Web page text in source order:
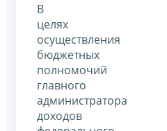
В
целях
осуществления
бюджетных
полномочий
главного
администратора
доходов